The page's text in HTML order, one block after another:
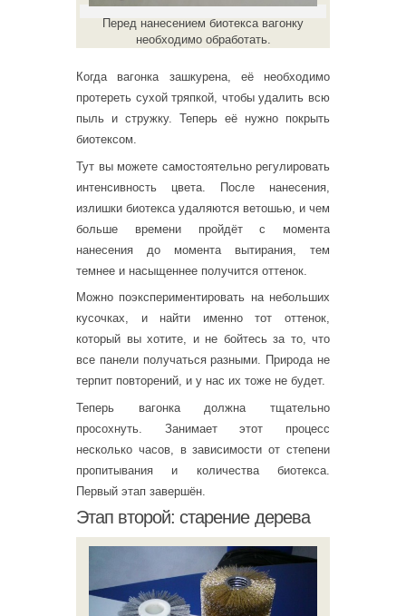
Перед нанесением биотекса вагонку
необходимо обработать.
Когда вагонка зашкурена, её необходимо
протереть сухой тряпкой, чтобы удалить всю
пыль и стружку. Теперь её нужно покрыть
биотексом.
Тут вы можете самостоятельно регулировать
интенсивность цвета. После нанесения,
излишки биотекса удаляются ветошью, и чем
больше времени пройдёт с момента
нанесения до момента вытирания, тем
темнее и насыщеннее получится оттенок.
Можно поэкспериментировать на небольших
кусочках, и найти именно тот оттенок,
который вы хотите, и не бойтесь за то, что
все панели получаться разными. Природа не
терпит повторений, и у нас их тоже не будет.
Теперь вагонка должна тщательно
просохнуть. Занимает этот процесс
несколько часов, в зависимости от степени
пропитывания и количества биотекса.
Первый этап завершён.
Этап второй: старение дерева